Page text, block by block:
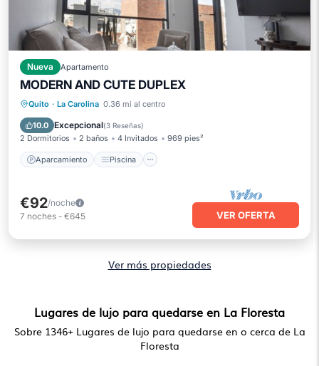
Nueva Apartamento
MODERN AND CUTE DUPLEX
Quito · La Carolina 0.36 mi al centro
10.0 Excepcional(3 Reseñas)
2 Dormitorios 2 baños 4 Invitados 969 pies²
Aparcamiento Piscina
Aparcamiento
Piscina
Balcón/Terraza
€92/noche
7 noches - €645 VER OFERTA
Ver más propiedades
Lugares de lujo para quedarse en La Floresta
Sobre 1346+ Lugares de lujo para quedarse en o cerca de La
Floresta